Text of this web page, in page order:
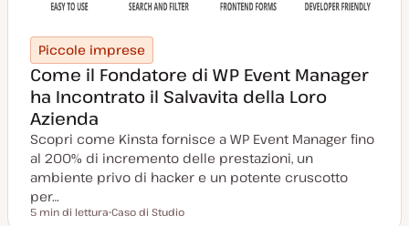
Piccole imprese
Come il Fondatore di WP Event Manager
ha Incontrato il Salvavita della Loro
Azienda
Scopri come Kinsta fornisce a WP Event Manager fino
al 200% di incremento delle prestazioni, un
ambiente privo di hacker e un potente cruscotto
per…
Tempo di lettura
5 min di lettura Caso di Studio